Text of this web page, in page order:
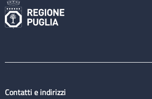
Contatti e indirizzi